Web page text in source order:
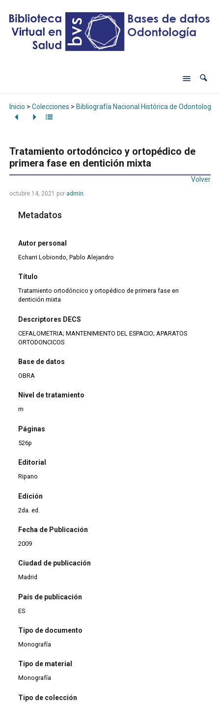
Inicio > Colecciones > Bibliografía Nacional Histórica de Odontología
Tratamiento ortodóncico y ortopédico de
primera fase en dentición mixta
Volver
octubre 14, 2021 por admin
Metadatos
Autor personal
Echarri Lobiondo, Pablo Alejandro
Título
Tratamiento ortodóncico y ortopédico de primera fase en
dentición mixta
Descriptores DECS
CEFALOMETRIA; MANTENIMIENTO DEL ESPACIO; APARATOS
ORTODONCICOS
Base de datos
OBRA
Nivel de tratamiento
m
Páginas
526p
Editorial
Ripano
Edición
2da. ed.
Fecha de Publicación
2009
Ciudad de publicación
Madrid
País de publicación
ES
Tipo de documento
Monografía
Tipo de material
Monografía
Tipo de colección